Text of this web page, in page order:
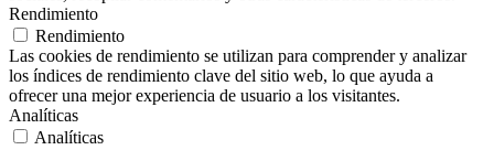
Rendimiento
Rendimiento
Las cookies de rendimiento se utilizan para comprender y analizar
los índices de rendimiento clave del sitio web, lo que ayuda a
ofrecer una mejor experiencia de usuario a los visitantes.
Analíticas
Analíticas